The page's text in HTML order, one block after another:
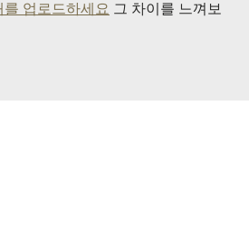
를 업로드하세요 그 차이를 느껴보